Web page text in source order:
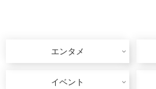
エンタメ
イベント